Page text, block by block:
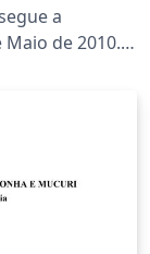
a
Maio de 2010.